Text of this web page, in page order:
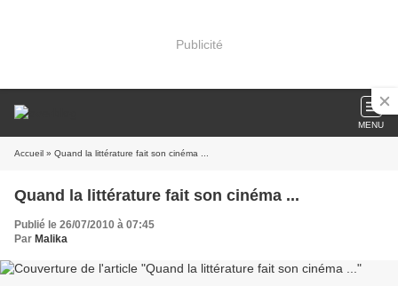
Publicité
MENU
Accueil » Quand la littérature fait son cinéma ...
Quand la littérature fait son cinéma ...
Publié le 26/07/2010 à 07:45
Par Malika